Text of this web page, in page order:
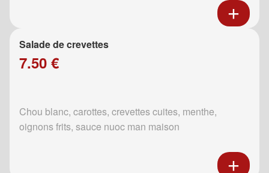
Salade de crevettes
7.50 €
Chou blanc, carottes, crevettes cuites, menthe,
oignons frits, sauce nuoc man maison